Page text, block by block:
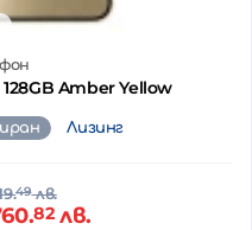
Amber Yellow
Лизинг
49лв.
82лв.